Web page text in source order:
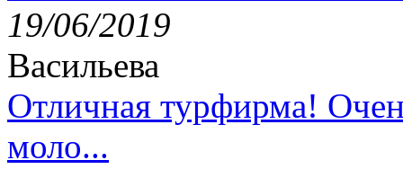
19/06/2019
Васильева
Отличная турфирма!
моло...